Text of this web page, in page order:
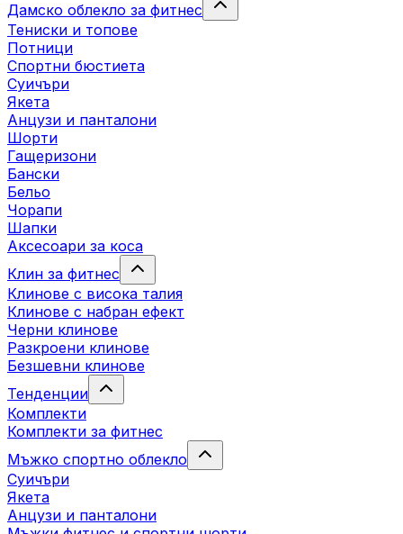
Дамско облекло за фитнес
Тениски и топове
Потници
Спортни бюстиета
Суичъри
Якета
Aнцузи и панталони
Шорти
Гащеризони
Бански
Бельо
Чорапи
Шапки
Аксесоари за коса
Клин за фитнес
Клинове с висока талия
Клинове с набран ефект
Черни клинове
Разкроени клинове
Безшевни клинове
Тенденции
Комплекти
Комплекти за фитнес
Мъжко спортно облекло
Суичъри
Якета
Aнцузи и панталони